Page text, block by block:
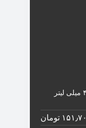
تومان